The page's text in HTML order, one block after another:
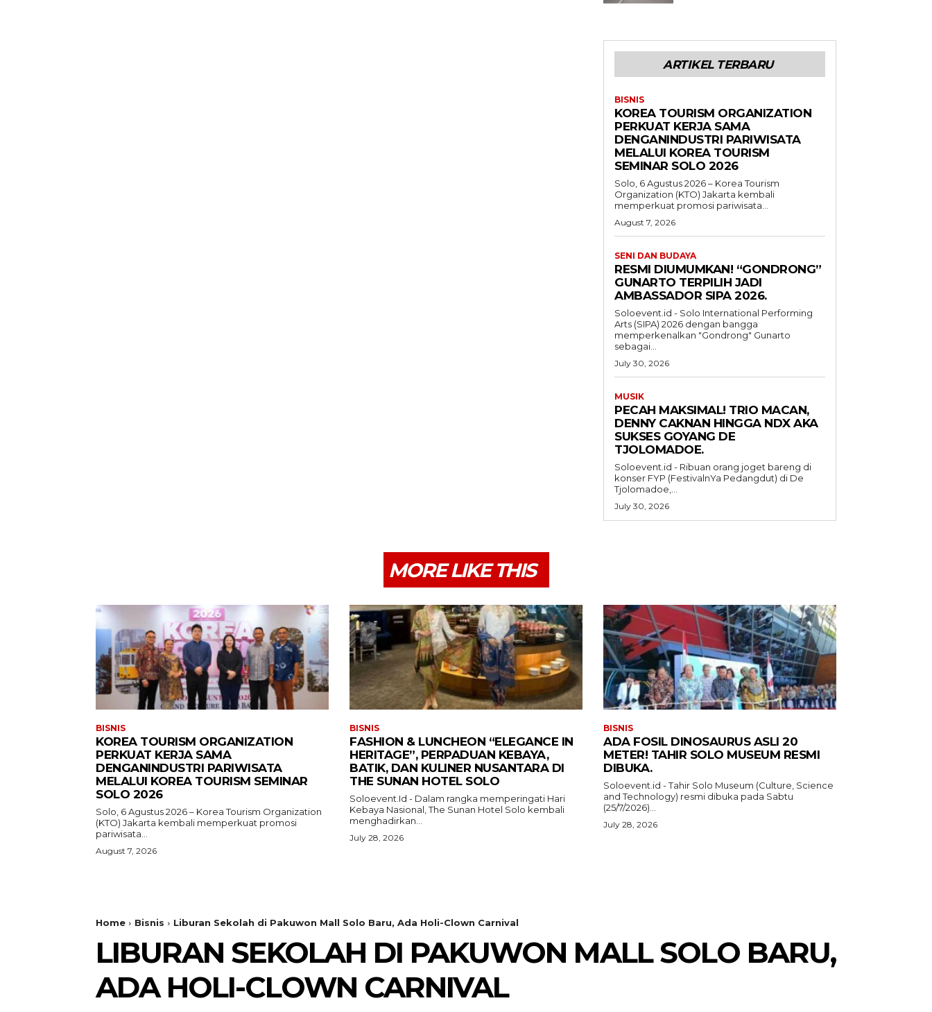
ARTIKEL TERBARU
BISNIS
KOREA TOURISM ORGANIZATION
PERKUAT KERJA SAMA
DENGANINDUSTRI PARIWISATA
MELALUI KOREA TOURISM
SEMINAR SOLO 2026
Solo, 6 Agustus 2026 – Korea Tourism
Organization (KTO) Jakarta kembali
memperkuat promosi pariwisata...
August 7, 2026
SENI DAN BUDAYA
RESMI DIUMUMKAN! “GONDRONG”
GUNARTO TERPILIH JADI
AMBASSADOR SIPA 2026.
Soloevent.id - Solo International Performing
Arts (SIPA) 2026 dengan bangga
memperkenalkan "Gondrong" Gunarto
sebagai...
July 30, 2026
MUSIK
PECAH MAKSIMAL! TRIO MACAN,
DENNY CAKNAN HINGGA NDX AKA
SUKSES GOYANG DE
TJOLOMADOE.
Soloevent.id - Ribuan orang joget bareng di
konser FYP (FestivalnYa Pedangdut) di De
Tjolomadoe,...
July 30, 2026
MORE LIKE THIS
BISNIS
KOREA TOURISM ORGANIZATION
PERKUAT KERJA SAMA
DENGANINDUSTRI PARIWISATA
MELALUI KOREA TOURISM SEMINAR
SOLO 2026
Solo, 6 Agustus 2026 – Korea Tourism Organization
(KTO) Jakarta kembali memperkuat promosi
pariwisata...
August 7, 2026
BISNIS
FASHION & LUNCHEON “ELEGANCE IN
HERITAGE”, PERPADUAN KEBAYA,
BATIK, DAN KULINER NUSANTARA DI
THE SUNAN HOTEL SOLO
Soloevent.Id - Dalam rangka memperingati Hari
Kebaya Nasional, The Sunan Hotel Solo kembali
menghadirkan...
July 28, 2026
BISNIS
ADA FOSIL DINOSAURUS ASLI 20
METER! TAHIR SOLO MUSEUM RESMI
DIBUKA.
Soloevent.id - Tahir Solo Museum (Culture, Science
and Technology) resmi dibuka pada Sabtu
(25/7/2026)...
July 28, 2026